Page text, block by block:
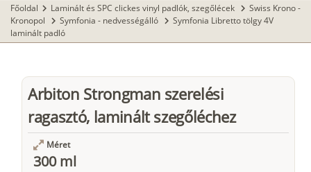
Főoldal chevron_right Laminált és SPC clickes vinyl padlók, szegőlécek chevron_right Swiss Krono -
Kronopol chevron_right Symfonia - nedvességálló chevron_right Symfonia Libretto tölgy 4V
laminált padló
Arbiton Strongman szerelési
ragasztó, laminált szegőléchez
Méret
300 ml